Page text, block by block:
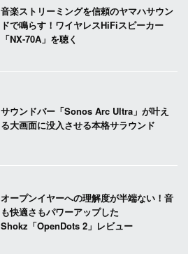
音楽ストリーミングを信頼のヤマハサウン
ドで鳴らす！ワイヤレスHiFiスピーカー
「NX-70A」を聴く
サウンドバー「Sonos Arc Ultra」が叶え
る大画面に没入させる本格サラウンド
オープンイヤーへの理解度が半端ない！音
も快適さもパワーアップした
Shokz「OpenDots 2」レビュー